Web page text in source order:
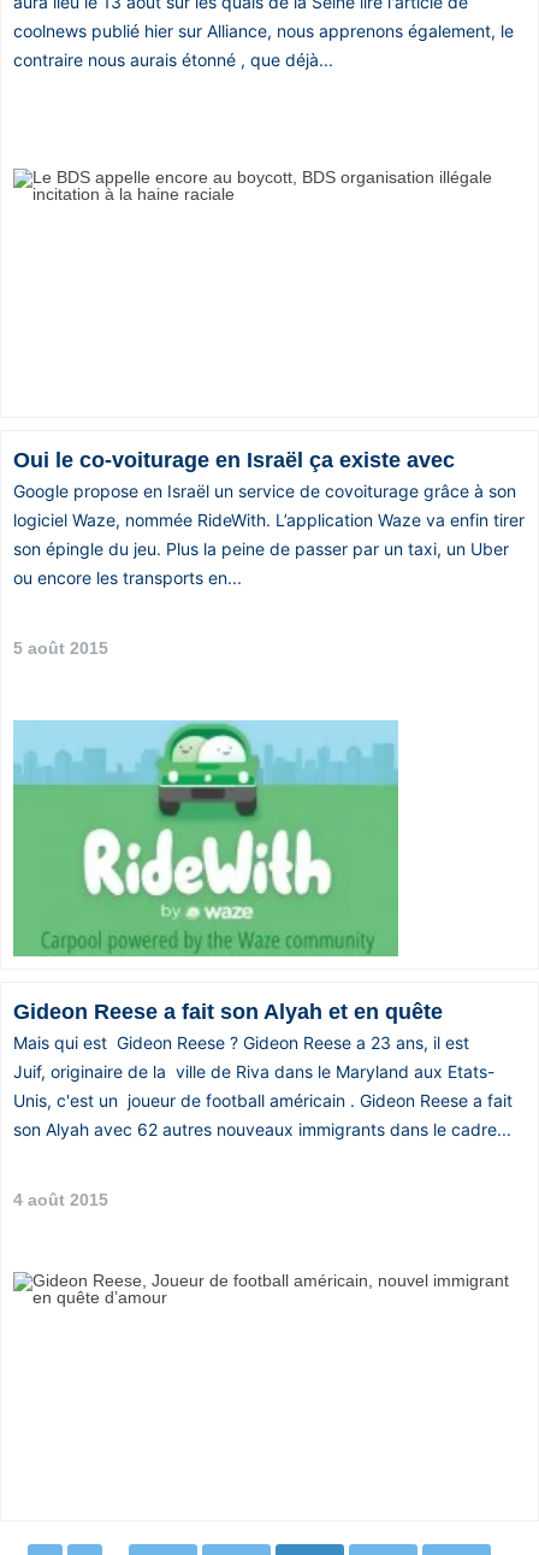
coolnews publié hier sur Alliance, nous apprenons également, le
contraire nous aurais étonné , que déjà...
Oui le co-voiturage en Israël ça existe avec
Google propose en Israël un service de covoiturage grâce à son
logiciel Waze, nommée RideWith. L’application Waze va enfin tirer
son épingle du jeu. Plus la peine de passer par un taxi, un Uber
ou encore les transports en...
5 août 2015
Gideon Reese a fait son Alyah et en quête
Mais qui est Gideon Reese ? Gideon Reese a 23 ans, il est
Juif, originaire de la ville de Riva dans le Maryland aux Etats-
Unis, c'est un joueur de football américain . Gideon Reese a fait
son Alyah avec 62 autres nouveaux immigrants dans le cadre...
4 août 2015